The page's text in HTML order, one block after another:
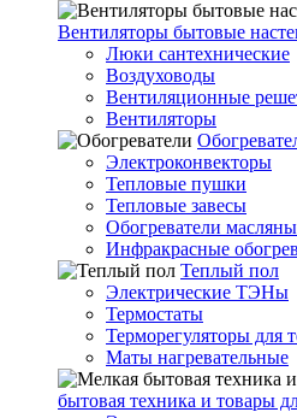
Вентиляторы бытовые
Люки сантехнические
Воздуховоды
Вентиляционные
Вентиляторы
Электроконвекторы
Тепловые пушки
Тепловые завесы
Обогреватели
Инфракрасные
Теплый пол
Электрические ТЭНы
Термостаты
Терморегуляторы для
Маты нагревательные
бытовая техника и товары